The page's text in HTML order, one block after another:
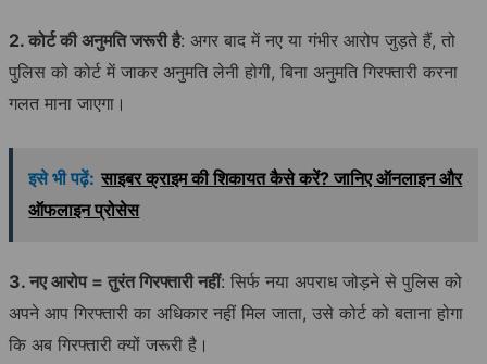
2. कोर्ट की अनुमति जरूरी है: अगर बाद में नए या गंभीर आरोप जुड़ते हैं, तो
पुलिस को कोर्ट में जाकर अनुमति लेनी होगी, बिना अनुमति गिरफ्तारी करना
गलत माना जाएगा।
इसे भी पढ़ें: साइबर क्राइम की शिकायत कैसे करें? जानिए ऑनलाइन और
ऑफलाइन प्रोसेस
3. नए आरोप = तुरंत गिरफ्तारी नहीं: सिर्फ नया अपराध जोड़ने से पुलिस को
अपने आप गिरफ्तारी का अधिकार नहीं मिल जाता, उसे कोर्ट को बताना होगा
कि अब गिरफ्तारी क्यों जरूरी है।